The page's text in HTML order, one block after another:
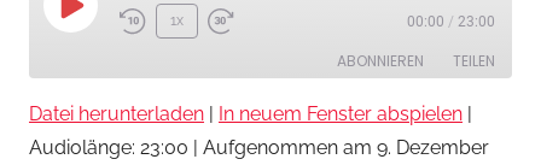
Play
1x 00:00 / 23:00
ABONNIEREN TEILEN
Google Podcasts
TEILEN
Datei herunterladen | In neuem Fenster abspielen |
Audiolänge: 23:00 | Aufgenommen am 9. Dezember